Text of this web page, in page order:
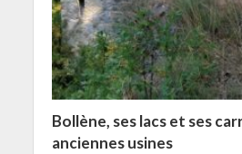
Bollène, ses lacs et ses
anciennes usines